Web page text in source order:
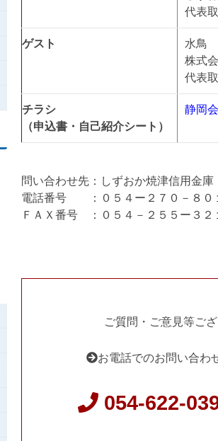
代表
ゲスト
水鳥
株式
代表
チラシ
（申込書・自己紹介シート）
静岡
問い合わせ先：しずおか焼津信用金
電話番号 ：０５４ー２７０－８０
ＦＡＸ番号 ：０５４－２５５ー３２
ご質問・ご意見等ご
お電話でのお問い合わ
054-622-